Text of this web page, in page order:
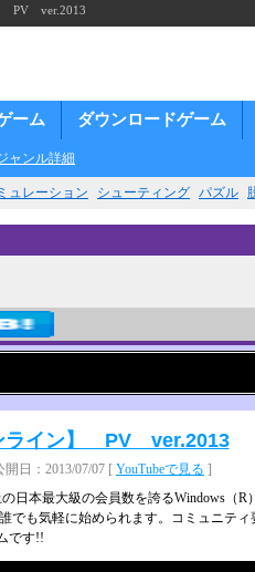
PV ver.2013
ーム ダウンロードゲーム
ャンル詳細
ュレーション シューティング パズル
ライン】 PV ver.2013
日：2013/07/07 [ YouTubeで見る ]
日本最大級の会員数を誇るWin­dows（R
でも気軽に始められます。コミュニテ
です!!